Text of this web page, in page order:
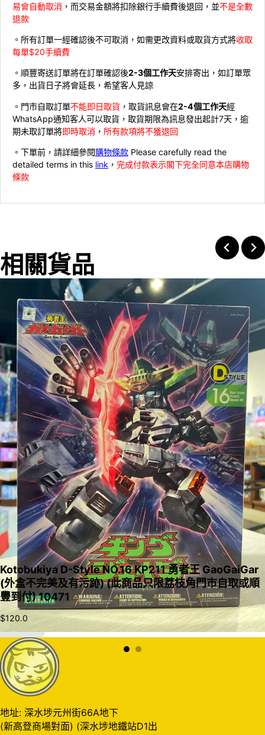
易會自動取消 ，而交易金額將扣除銀行手續費後退回，並不是全數
退款
。所有訂單一經確認後不可取消，如需更改資料或取貨方式將收取
每單$20手續費
。順豐寄送訂單將在訂單確認後2-3個工作天安排寄出，如訂單眾
多，出貨日子將會延長，希望客人見諒
。門市自取訂單不能即日取貨 ，取貨訊息會在2-4個工作天經
WhatsApp通知客人可以取貨，取貨期限為訊息發出起計7天，逾
期未取訂單將即時取消 ， 所有款項將不獲退回
。下單前，請詳細參閱購物條款 Please carefully read the
detailed terms in this link ， 完成付款表示閣下完全同意本店購物
條款
相關貨品
入購物車
Kotobukiya D-Style NO.16 KP211 勇者王 GaoGaiGar
(外盒不完美及有污跡) (此商品只限荔枝角門市自取或順
豐到付) 10471
$120.0
地址: 深水埗元州街66A地下
(新高登商場對面) (深水埗地鐵站D1出